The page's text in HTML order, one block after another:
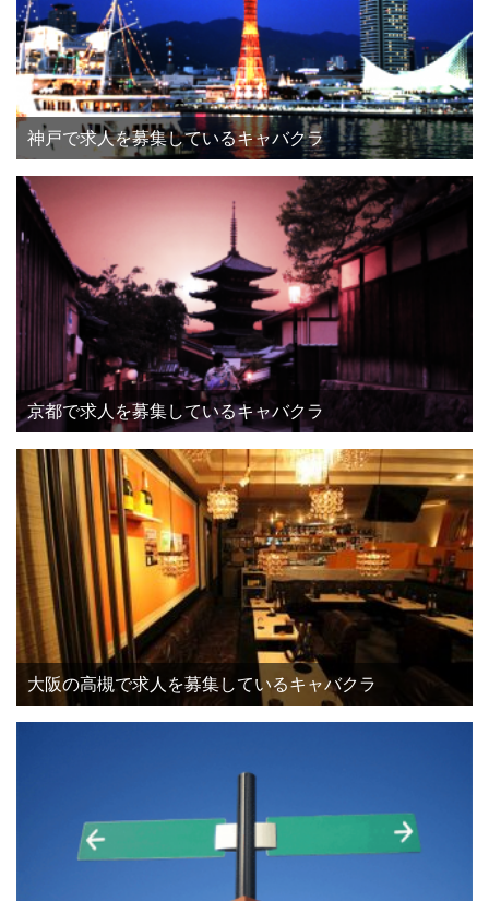
神戸で求人を募集しているキャバクラ
京都で求人を募集しているキャバクラ
大阪の高槻で求人を募集しているキャバクラ